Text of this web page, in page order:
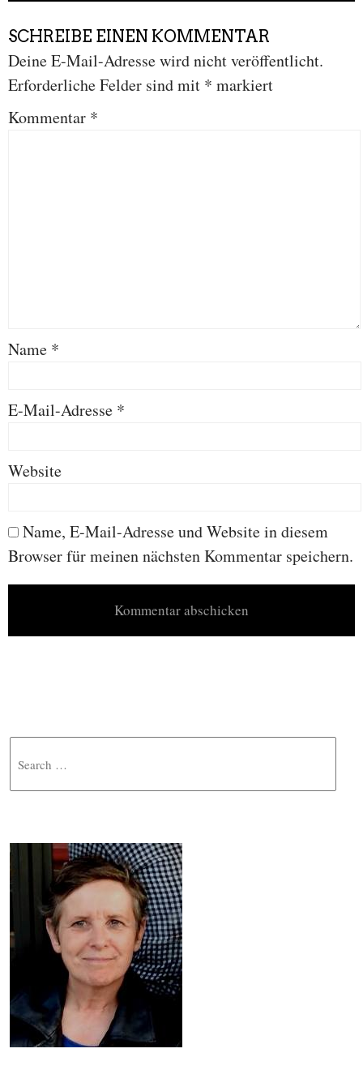
SCHREIBE EINEN KOMMENTAR
Deine E-Mail-Adresse wird nicht veröffentlicht.
Erforderliche Felder sind mit * markiert
Kommentar *
Name *
E-Mail-Adresse *
Website
Name, E-Mail-Adresse und Website in diesem
Browser für meinen nächsten Kommentar speichern.